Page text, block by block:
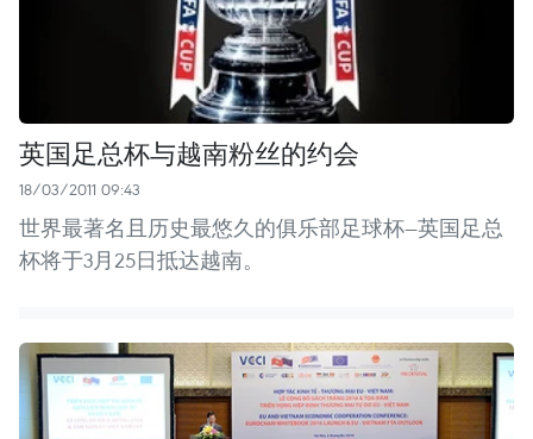
英国足总杯与越南粉丝的约会
18/03/2011 09:43
世界最著名且历史最悠久的俱乐部足球杯—英国足总
杯将于3月25日抵达越南。